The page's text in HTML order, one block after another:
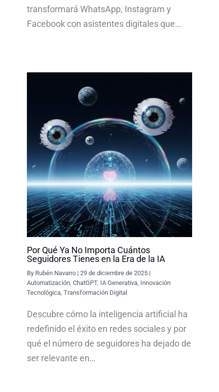
transformará WhatsApp, Instagram y
Facebook con asistentes digitales que…
Por Qué Ya No Importa Cuántos
Seguidores Tienes en la Era de la IA
By Rubén Navarro |29 de diciembre de 2025 |
Automatización,ChatGPT, IA Generativa, Innovación
Tecnológica,Transformación Digital
Descubre cómo la inteligencia artificial ha
redefinido el éxito en redes sociales y por
qué el número de seguidores ha dejado de
ser relevante en…